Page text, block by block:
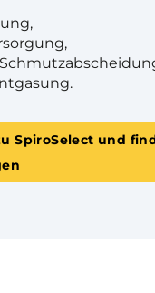
SpiroSelect und